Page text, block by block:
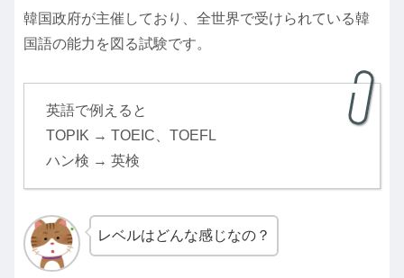
韓国政府が主催しており、全世界で受けられている韓
国語の能力を図る試験です。
英語で例えると
TOPIK → TOEIC、TOEFL
ハン検 → 英検
レベルはどんな感じなの？